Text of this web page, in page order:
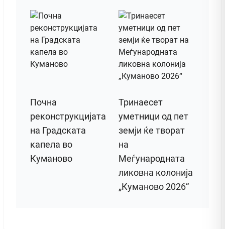
Почна
реконструкцијата
на Градската
капела во
Куманово
Тринаесет
уметници од пет
земји ќе творат
на
Меѓународната
ликовна колонија
„Куманово 2026“